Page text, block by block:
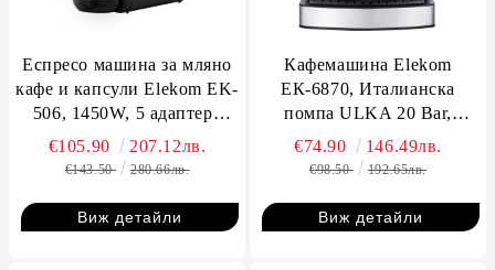
Еспресо машина за мляно
кафе и капсули Elekom EK-
506, 1450W, 5 адаптера
,19bar, Функция "Памет"
€105.90 207.12лв.
€143.50 280.66лв.
Виж детайли
Кафемашина Elekom
ЕК-6870, Италианска
помпа ULKA 20 Bar,
Крема диск, Капацитет 1-2
чаши кафе/ 1 чаша
€74.90 146.49лв.
€98.50 192.65лв.
Виж детайли